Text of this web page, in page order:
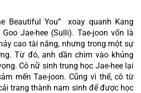
Beautiful You”  xoay quanh Kang
Jae-hee (Sulli). Tae-joon vốn là
cao tài năng, nhưng trong một sự
Từ đó, anh dần chìm vào khủng
Cô nữ sinh trung học Jae-hee lại
mến Tae-joon. Cũng vì thế, cô từ
trang thành nam sinh để được học